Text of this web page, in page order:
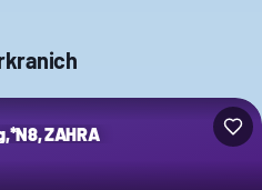
ZAHRA